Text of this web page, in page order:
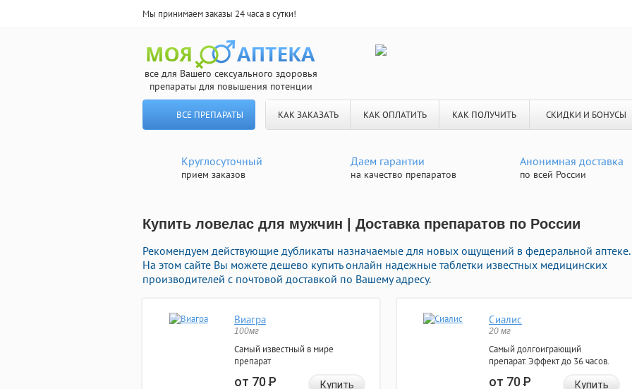
Мы принимаем заказы 24 часа в сутки!
все для Вашего сексуального здоровья
препараты для повышения потенции
ВСЕ ПРЕПАРАТЫ КАК ЗАКАЗАТЬ КАК ОПЛАТИТЬ КАК ПОЛУЧИТЬ СКИДКИ И БОНУСЫ
Круглосуточный
прием заказов
Даем гарантии
на качество препаратов
Анонимная доставка
по всей России
Купить ловелас для мужчин | Доставка препаратов по России
Рекомендуем действующие дубликаты назначаемые для новых ощущений в федеральной аптеке.
На этом сайте Вы можете дешево купить онлайн надежные таблетки известных медицинских
производителей с почтовой доставкой по Вашему адресу.
Виагра
100мг
Самый известный в мире
препарат
от 70Р Купить
Сиалис
20 мг
Самый долгоиграющий
препарат. Эффект до 36 часов.
от 70Р Купить